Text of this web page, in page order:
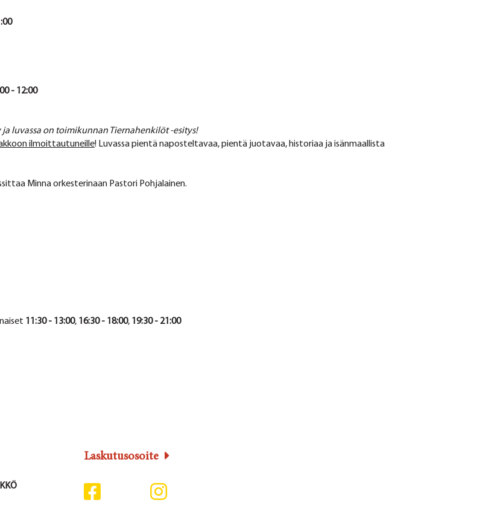
- 12:00
luvassa on toimikunnan Tiernahenkilöt -esitys!
ilmoittautuneille! Luvassa pientä naposteltavaa, pientä juotavaa, historiaa ja isänmaallista
Minna orkesterinaan Pastori Pohjalainen.
11:30 - 13:00, 16:30 - 18:00, 19:30 - 21:00
Laskutusosoite